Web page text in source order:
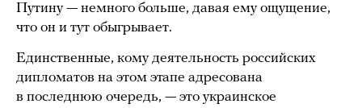
Путину — немного больше, давая ему ощущение,
что он и тут обыгрывает.
Единственные, кому деятельность российских
дипломатов на этом этапе адресована
в последнюю очередь, — это украинское